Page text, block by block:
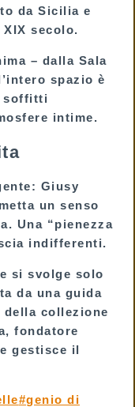
da Sicilia e
secolo.
– dalla Sala
spazio è
soffitti
intime.
Giusy
un senso
Una “pienezza
indifferenti.
e si svolge solo
da una guida
collezione
, fondatore
gestisce il
#genio di